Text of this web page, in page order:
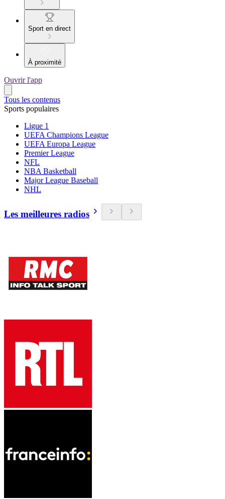
Sport en direct
À proximité
Ouvrir l'app
Tous les contenus
Sports populaires
Ligue 1
UEFA Champions League
UEFA Europa League
Premier League
NFL
NBA Basketball
Major League Baseball
NHL
Les meilleures radios